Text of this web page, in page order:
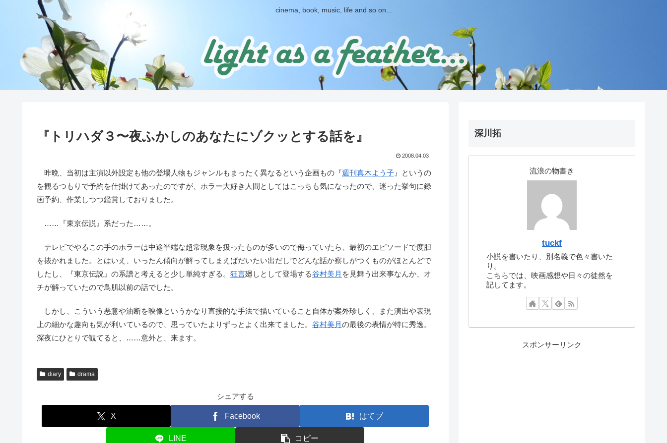
cinema, book, music, life and so on...
『トリハダ３〜夜ふかしのあなたにゾクッとする話を』
2008.04.03
昨晩、当初は主演以外設定も他の登場人物もジャンルもまったく異なるという企画もの『週刊真木よう子 』というの
を観るつもりで予約を仕掛けてあったのですが、ホラー大好き人間としてはこっちも気になったので、迷った挙句に録
画予約、作業しつつ鑑賞しておりました。
……『東京伝説』系だった……。
テレビでやるこの手のホラーは中途半端な超常現象を扱ったものが多いので侮っていたら、最初のエピソードで度胆
を抜かれました。とはいえ、いったん傾向が解ってしまえばだいたい出だしでどんな話か察しがつくものがほとんどで
したし、『東京伝説』の系譜と考えると少し単純すぎる。 狂言廻しとして登場する谷村美月 を見舞う出来事なんか、オ
チが解っていたので鳥肌以前の話でした。
しかし、こういう悪意や油断を映像というかなり直接的な手法で描いていること自体が案外珍しく、また演出や表現
上の細かな趣向も気が利いているので、思っていたよりずっとよく出来てました。 谷村美月の最後の表情が特に秀逸。
深夜にひとりで観てると、……意外と、来ます。
diary drama
シェアする
X Facebook はてブ
LINE コピー
深川拓
流浪の物書き
tuckf
小説を書いたり、別名義で色々書いた
り。
こちらでは、映画感想や日々の徒然を
記してます。
スポンサーリンク